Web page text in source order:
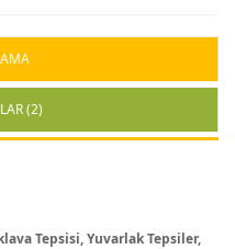
(2)
Tepsisi, Yuvarlak Tepsiler,